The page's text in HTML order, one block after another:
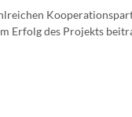
Erfolg des Projekts